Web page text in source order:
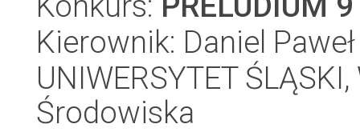
Kierownik: Daniel
UNIWERSYTET
Środowiska